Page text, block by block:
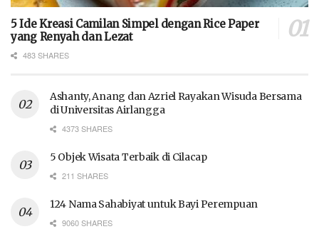
5 Ide Kreasi Camilan Simpel dengan Rice Paper
yang Renyah dan Lezat
483 SHARES
Ashanty, Anang dan Azriel Rayakan Wisuda Bersama
di Universitas Airlangga
4373 SHARES
5 Objek Wisata Terbaik di Cilacap
211 SHARES
124 Nama Sahabiyat untuk Bayi Perempuan
9060 SHARES